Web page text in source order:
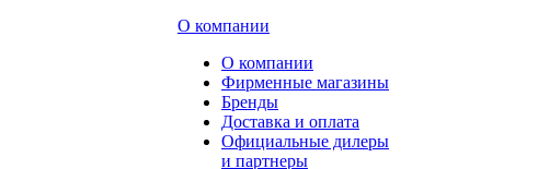
О компании
О компании
Фирменные магазины
Бренды
Доставка и оплата
Официальные дилеры
и партнеры